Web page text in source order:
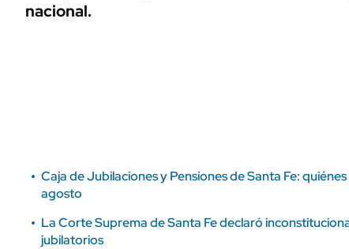
nacional.
Caja de Jubilaciones y Pensiones de Santa Fe:
agosto
La Corte Suprema de Santa Fe declaró
jubilatorios